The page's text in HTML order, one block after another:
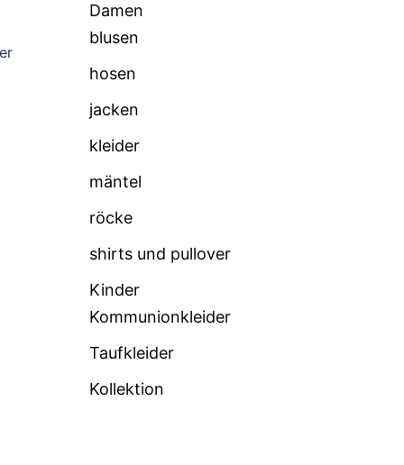
Damen
blusen
hosen
jacken
kleider
mäntel
röcke
shirts und pullover
Kinder
Kommunionkleider
Taufkleider
Kollektion